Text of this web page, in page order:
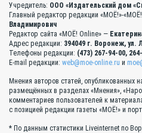
Учредитель: ООО «Издательский дом
Главный редактор редакции «МОЁ!»-
Владимирович
Редактор сайта «МОЁ! Online» —
Адрес редакции: 394049 г. Воронеж, ул.
Телефоны редакции: (473) 267-94-00,
E-mail редакции: web@moe-online.ru и
Мнения авторов статей, опубликованных
размещённых в разделах «Мнения»,
комментариев пользователей к
с позицией редакции газеты «МОЁ!» и
* По данным статистики Liveinternet по